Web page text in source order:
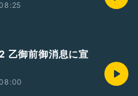
御前御消息に宣